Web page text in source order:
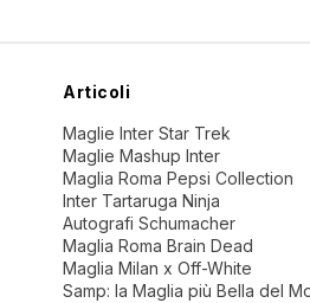
Articoli
Maglie Inter Star Trek
Maglie Mashup Inter
Maglia Roma Pepsi Collection
Inter Tartaruga Ninja
Autografi Schumacher
Maglia Roma Brain Dead
Maglia Milan x Off-White
Samp: la Maglia più Bella del